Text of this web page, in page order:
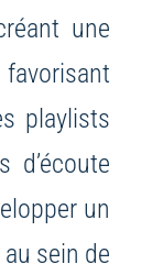
une
playlists
d’écoute
un
sein de